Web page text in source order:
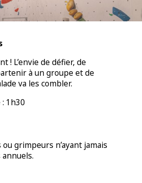
! L’envie de défier, de
à un groupe et de
va les combler.
: 1h30
grimpeurs n’ayant jamais